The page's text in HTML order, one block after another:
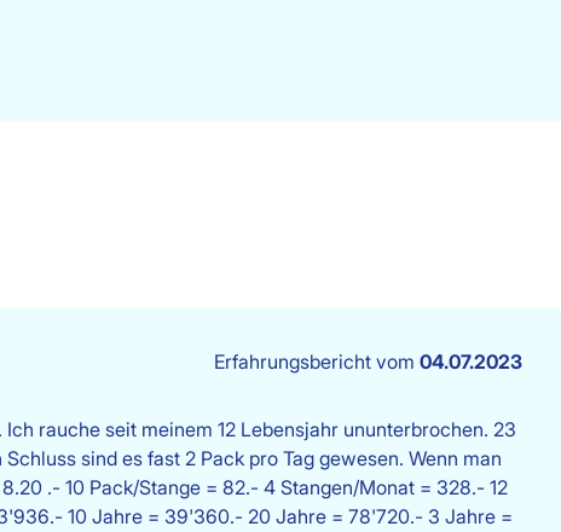
Erfahrungsbericht vom 04.07.2023
Ich rauche seit meinem 12 Lebensjahr ununterbrochen. 23
sind es fast 2 Pack pro Tag gewesen. Wenn man
8.20 .- 10 Pack/Stange = 82.- 4 Stangen/Monat = 328.- 12
10 Jahre = 39'360.- 20 Jahre = 78'720.- 3 Jahre =